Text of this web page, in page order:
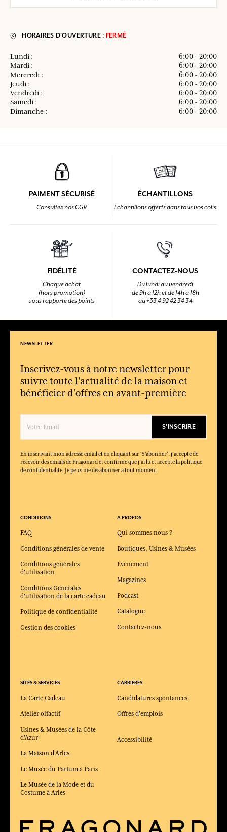
HORAIRES D'OUVERTURE : FERMÉ
Lundi :
6:00 - 20:00
Mardi :
6:00 - 20:00
Mercredi :
6:00 - 20:00
Jeudi :
6:00 - 20:00
Vendredi :
6:00 - 20:00
Samedi :
6:00 - 20:00
Dimanche :
6:00 - 20:00
PAIMENT SÉCURISÉ
Consultez nos CGV
ÉCHANTILLONS
Echantillons offerts dans tous vos colis
FIDÉLITÉ
Chaque achat
(hors promotion)
vous rapporte des points
CONTACTEZ-NOUS
Du lundi au vendredi
de 9h à 12h et de 14h à 18h
au +33 4 92 42 34 34
NEWSLETTER
Inscrivez-vous à notre newsletter pour
suivre toute l'actualité de la maison et
bénéficier d’offres en avant-première
S'INSCRIRE
En inscrivant mon adresse email et en cliquant sur ‘S’abonner’, j'accepte de
recevoir des emails de Fragonard et confirme que j'ai lu et accepté la politique
de confidentialité. Je peux me désabonner à tout moment.
CONDITIONS
FAQ
Conditions générales de vente
Conditions générales
d'utilisation
Conditions Générales
d'utilisation de la carte cadeau
Politique de confidentialité
Gestion des cookies
SITES & SERVICES
La Carte Cadeau
Atelier olfactif
Usines & Musées de la Côte
d'Azur
La Maison d'Arles
Le Musée du Parfum à Paris
Le Musée de la Mode et du
Costume à Arles
A PROPOS
Qui sommes nous ?
Boutiques, Usines & Musées
Evénement
Magazines
Podcast
Catalogue
Contactez-nous
CARRIÈRES
Candidatures spontanées
Offres d'emplois
Accessibilité